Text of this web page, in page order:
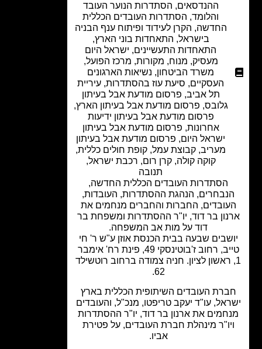
ההנדסאים,הסתדרות הנוער העובד
,הסתדרות העובדים הכללית
,הקרן לעידוד ופיתוח ענף הבניה
בישראל,התאחדות בוני הארץ,
התאחדות התעשיינים,ישראל היום
מנוח,מקורות ,מרכז הפועל,
משרד הביטחון ,נשיאות הארגונים
העסקיים,סיעת עוז בהסתדרות,עיריית
תל אביב,פרסום מודעת אבל בעיתון
פרסום מודעת אבל בעיתון הארץ,
פרסום מודעת אבל בעיתון ידיעות
אחרונות,פרסום מודעת אבל בעיתון
ישראל היום,פרסום מודעת אבל בעיתון
קבוצת עמל,קופת חולים כללית,
קוקה קולה,קרן רום ,רכבת ישראל,
הסתדרות העובדים הכללית החדשה,
הנהגת ההסתדרות, העובדות,
החברות והחברים מנחמים את
בר דוד, יו"ר ההסתדרות ומשפחת בר
דוד על מות אב המשפחה.
שבעה בבית הכנסת אוזן ע"ש ר' חי
טייב, רחוב ז'בוטינסקי 49, פינת רח' אימבר
ראשון לציון. חניה צמודה ברחוב רוטשילד
העובדים השיתופית הכללית בארץ
עו"ד יעקב טריפטו, מנכ"ל, והעובדים
את ארנון בר דוד, יו"ר ההסתדרות
מינהלת חברת העובדים, על פטירת